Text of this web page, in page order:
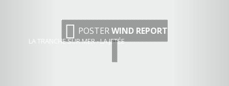
POSTERWIND REPORT
LA TRANCHE SUR MER - LA JETÉE